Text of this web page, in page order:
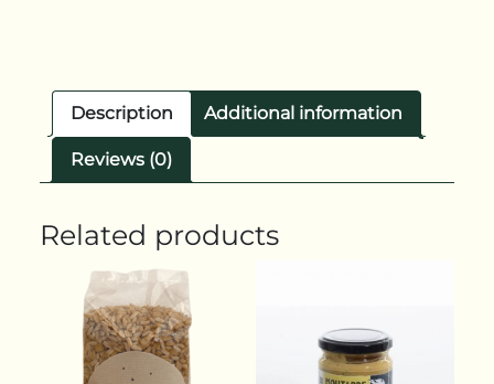
Description Additional information
Reviews (0)
Related products